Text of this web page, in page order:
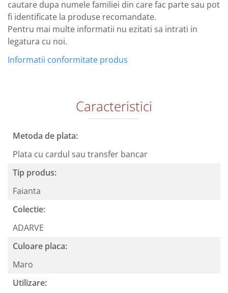
cautare dupa numele familiei din care fac parte sau pot
fi identificate la produse recomandate.
Pentru mai multe informatii nu ezitati sa intrati in
legatura cu noi.
Informatii conformitate produs
Caracteristici
Metoda de plata:
Plata cu cardul sau transfer bancar
Tip produs:
Faianta
Colectie:
ADARVE
Culoare placa:
Maro
Utilizare: